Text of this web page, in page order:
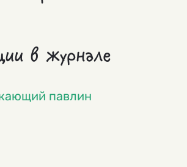
в журнале
павлин